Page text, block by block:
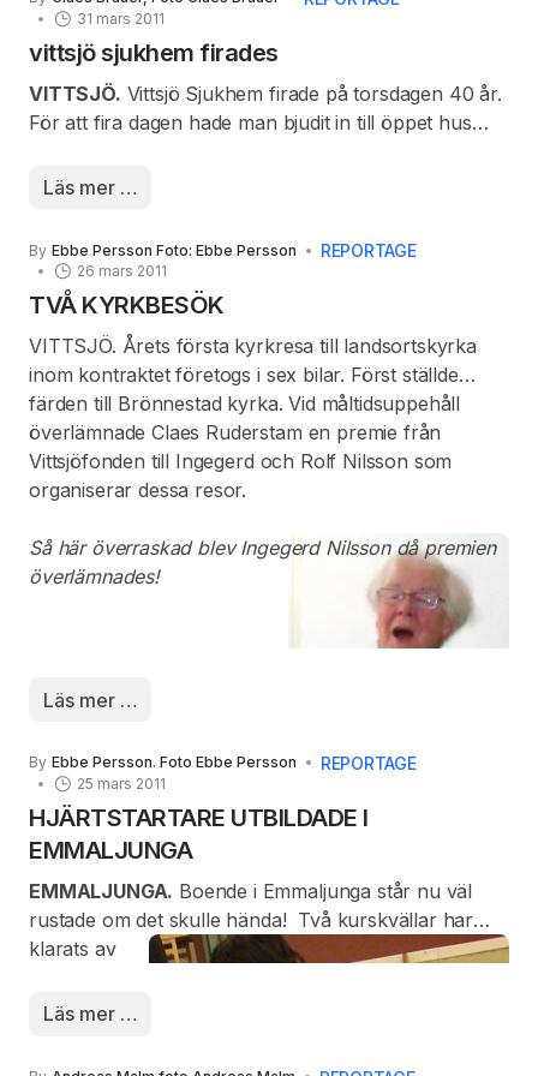
presentationen i Vita Salongen. Han fick en kort
presentation av Robin Gustavsson vid
31 mars 2011
vittsjö sjukhem firades
VITTSJÖ. Vittsjö Sjukhem firade på torsdagen 40 år.
För att fira dagen hade man bjudit in till öppet hus
klockan 13.30 fram till 15.30. Det var många som
men också en del tillresta. Det blev en många
blommor och andra gåvor, som ägarna Caroline
Anglefalk- Åberg och Claes Anglefalk fick ta emot
Läs mer …
By Ebbe Persson Foto: Ebbe Persson REPORTAGE
26 mars 2011
TVÅ KYRKBESÖK
VITTSJÖ. Årets första kyrkresa till landsortskyrka
inom kontraktet företogs i sex bilar. Först ställde
färden till Brönnestad kyrka. Vid måltidsuppehåll
överlämnade Claes Ruderstam en premie från
Vittsjöfonden till Ingegerd och Rolf Nilsson som
organiserar dessa resor.
Så här överraskad blev Ingegerd Nilsson då premien
överlämnades!
Läs mer …
By Ebbe Persson. Foto Ebbe Persson REPORTAGE
25 mars 2011
HJÄRTSTARTARE UTBILDADE I
EMMALJUNGA
EMMALJUNGA. Boende i Emmaljunga står nu väl
rustade om det skulle hända! Två kurskvällar har
klarats av
genomgång
Läs mer …